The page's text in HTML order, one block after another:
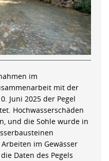
im
mit der
Juni 2025 der Pegel
Hochwasserschäden
und die Sohle wurde in
im Gewässer
Daten des Pegels